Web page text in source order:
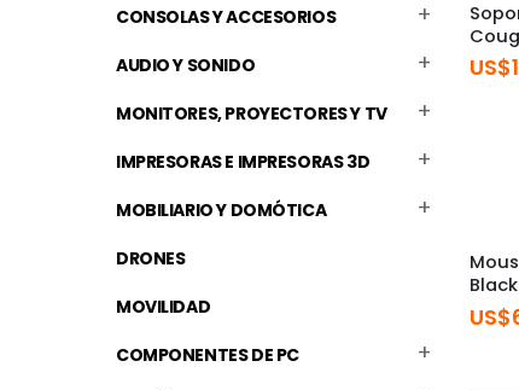
US$
Black
US$
CONSOLAS Y ACCESORIOS
AUDIO Y SONIDO
MONITORES, PROYECTORES Y TV
IMPRESORAS E IMPRESORAS 3D
MOBILIARIO Y DOMÓTICA
DRONES
MOVILIDAD
COMPONENTES DE PC